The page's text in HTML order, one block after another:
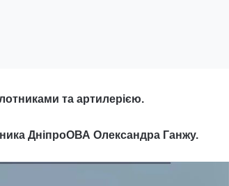
та артилерією.
ДніпроОВА Олександра Ганжу.